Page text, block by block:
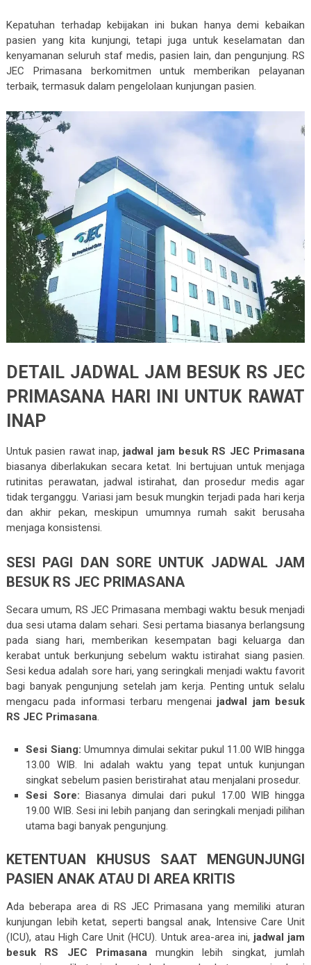
Kepatuhan terhadap kebijakan ini bukan hanya demi kebaikan
pasien yang kita kunjungi, tetapi juga untuk keselamatan dan
kenyamanan seluruh staf medis, pasien lain, dan pengunjung. RS
JEC Primasana berkomitmen untuk memberikan pelayanan
terbaik, termasuk dalam pengelolaan kunjungan pasien.
DETAIL JADWAL JAM BESUK RS JEC
PRIMASANA HARI INI UNTUK RAWAT
INAP
Untuk pasien rawat inap, jadwal jam besuk RS JEC Primasana
biasanya diberlakukan secara ketat. Ini bertujuan untuk menjaga
rutinitas perawatan, jadwal istirahat, dan prosedur medis agar
tidak terganggu. Variasi jam besuk mungkin terjadi pada hari kerja
dan akhir pekan, meskipun umumnya rumah sakit berusaha
menjaga konsistensi.
SESI PAGI DAN SORE UNTUK JADWAL JAM
BESUK RS JEC PRIMASANA
Secara umum, RS JEC Primasana membagi waktu besuk menjadi
dua sesi utama dalam sehari. Sesi pertama biasanya berlangsung
pada siang hari, memberikan kesempatan bagi keluarga dan
kerabat untuk berkunjung sebelum waktu istirahat siang pasien.
Sesi kedua adalah sore hari, yang seringkali menjadi waktu favorit
bagi banyak pengunjung setelah jam kerja. Penting untuk selalu
mengacu pada informasi terbaru mengenai jadwal jam besuk
RS JEC Primasana.
Sesi Siang: Umumnya dimulai sekitar pukul 11.00 WIB hingga
13.00 WIB. Ini adalah waktu yang tepat untuk kunjungan
singkat sebelum pasien beristirahat atau menjalani prosedur.
Sesi Sore: Biasanya dimulai dari pukul 17.00 WIB hingga
19.00 WIB. Sesi ini lebih panjang dan seringkali menjadi pilihan
utama bagi banyak pengunjung.
KETENTUAN KHUSUS SAAT MENGUNJUNGI
PASIEN ANAK ATAU DI AREA KRITIS
Ada beberapa area di RS JEC Primasana yang memiliki aturan
kunjungan lebih ketat, seperti bangsal anak, Intensive Care Unit
(ICU), atau High Care Unit (HCU). Untuk area-area ini, jadwal jam
besuk RS JEC Primasanamungkin lebih singkat, jumlah